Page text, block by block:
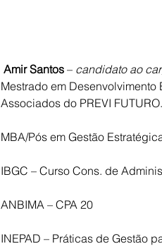
Amir Santos – candidato ao
Mestrado em
Associados do PREVI FUTURO.
MBA/Pós em Gestão
IBGC – Curso Cons. de
ANBIMA – CPA 20
INEPAD – Práticas de Gestão